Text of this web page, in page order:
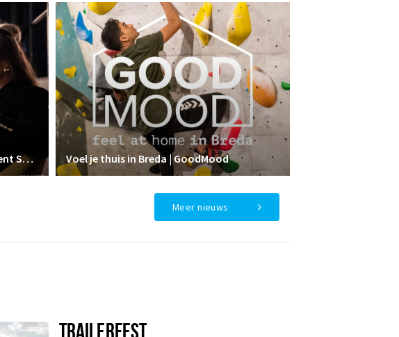
Verzilver je punten in de Breda Student Shop Voel je thuis in Breda | GoodMood
Meer nieuws
TRAILERFEST